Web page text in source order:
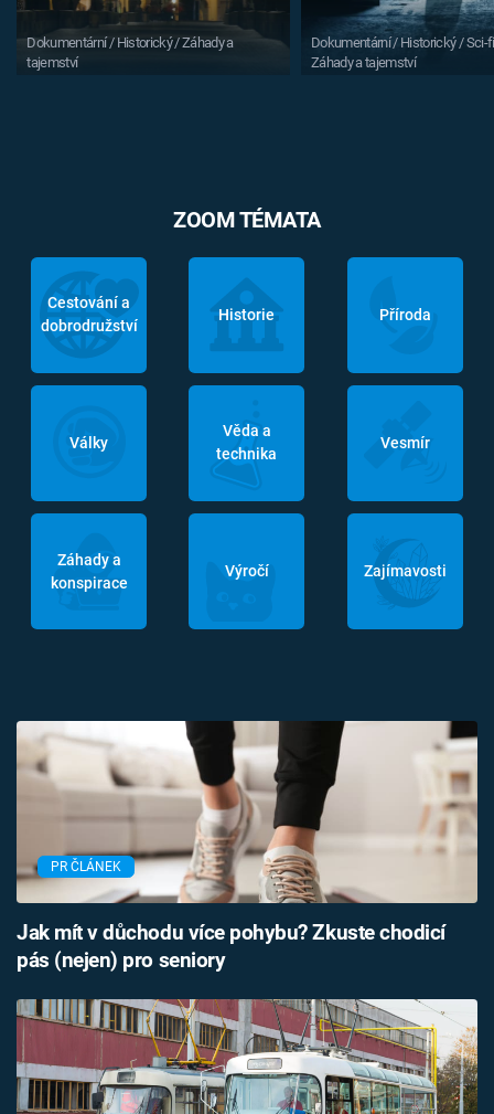
Dokumentární / Historický / Záhady a
tajemství
Dokumentární / Historický / Sci-
Záhady a tajemství
ZOOM TÉMATA
Cestování a
dobrodružství
Historie Příroda
Války
Věda a
technika
Vesmír
Záhady a
konspirace
Výročí Zajímavosti
PR ČLÁNEK
Jak mít v důchodu více pohybu? Zkuste chodicí
pás (nejen) pro seniory